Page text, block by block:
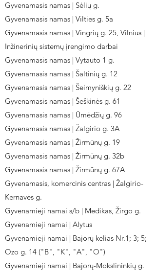
Gyvenamasis namas | Sėlių g.
Gyvenamasis namas | Vilties g. 5a
Gyvenamasis namas | Vingrių g. 25, Vilnius |
Inžinerinių sistemų įrengimo darbai
Gyvenamasis namas | Vytauto 1 g.
Gyvenamasis namas | Šaltinių g. 12
Gyvenamasis namas | Šeimyniškių g. 22
Gyvenamasis namas | Šeškinės g. 61
Gyvenamasis namas | Ūmėdžių g. 96
Gyvenamasis namas | Žalgirio g. 3A
Gyvenamasis namas | Žirmūnų g. 19
Gyvenamasis namas | Žirmūnų g. 32b
Gyvenamasis namas | Žirmūnų g. 67A
Gyvenamasis, komercinis centras | Žalgirio-
Kernavės g.
Gyvenamieji namai s/b | Medikas, Žirgo g.
Gyvenamieji namai | Alytus
Gyvenamieji namai | Bajorų kelias Nr.1; 3; 5;
Ozo g. 14 ("B", "K", "A", "O")
Gyvenamieji namai | Bajorų-Mokslininkių g.